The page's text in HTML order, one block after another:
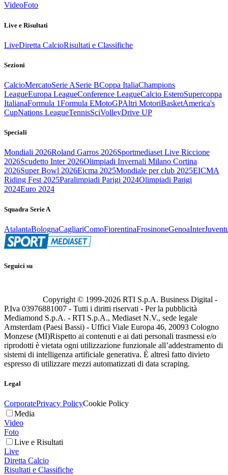
VideoFoto
Live e Risultati
LiveDiretta CalcioRisultati e Classifiche
Sezioni
CalcioMercatoSerie ASerie BCoppa ItaliaChampions
LeagueEuropa LeagueConference LeagueCalcio EsteroSupercoppa
ItalianaFormula 1Formula EMotoGPAltri MotoriBasketAmerica's
CupNations LeagueTennisSciVolleyDrive UP
Speciali
Mondiali 2026Roland Garros 2026Sportmediaset Live Riccione
2026Scudetto Inter 2026Olimpiadi Invernali Milano Cortina
2026Super Bowl 2026Eicma 2025Mondiale per club 2025EICMA
Riding Fest 2025Paralimpiadi Parigi 2024Olimpiadi Parigi
2024Euro 2024
Squadra Serie A
AtalantaBolognaCagliariComoFiorentinaFrosinoneGenoaInter
Seguici su
Copyright © 1999-2026 RTI S.p.A. Business Digital -
P.Iva 03976881007 - Tutti i diritti riservati - Per la pubblicità
Mediamond S.p.A. - RTI S.p.A., Mediaset N.V., sede legale
Amsterdam (Paesi Bassi) - Uffici Viale Europa 46, 20093 Cologno
Monzese (MI)Rispetto ai contenuti e ai dati personali trasmessi e/o
riprodotti è vietata ogni utilizzazione funzionale all’addestramento di
sistemi di intelligenza artificiale generativa. È altresì fatto divieto
espresso di utilizzare mezzi automatizzati di data scraping.
Legal
CorporatePrivacy PolicyCookie Policy
Media
Video
Foto
Live e Risultati
Live
Diretta Calcio
Risultati e Classifiche